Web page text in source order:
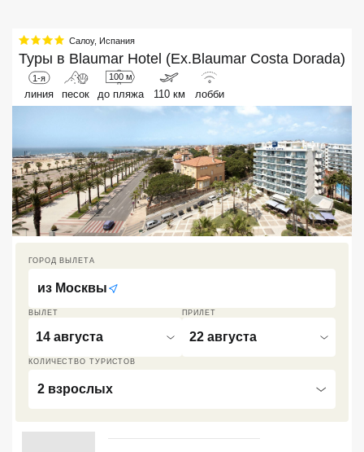
Салоу, Испания
Туры в Blaumar Hotel (Ex.Blaumar Costa Dorada)
1-я
линия песок
100 м
до пляжа 110 км лобби
ВЫЛЕТ
14 августа
ПРИЛЕТ
22 августа
КОЛИЧЕСТВО ТУРИСТОВ
2 взрослых
ГОРОД ВЫЛЕТА
из Москвы
Абхазия
Большой Сочи
Экскурсионные туры
VIP отели 5 звезд
ТОП 10 лучших отелей 5*
ТОП 10 недорогих отелей
Недорогие отели 4*
Лучшие отели 3* звезды